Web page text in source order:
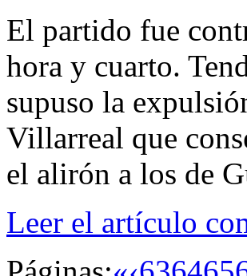
El partido fue
hora y cuarto.
supuso la
Villarreal que
el alirón a los de
Leer el artículo